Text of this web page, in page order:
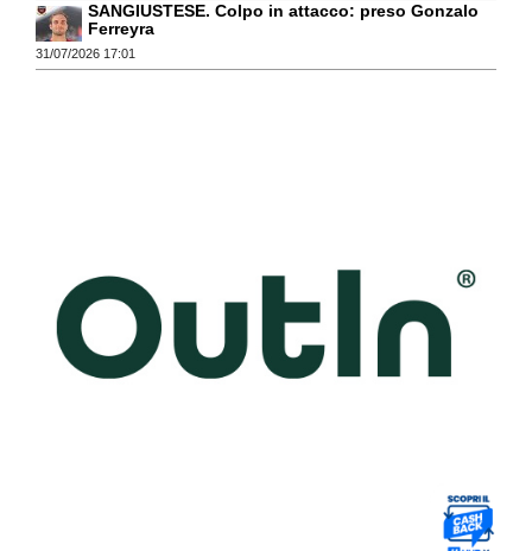
SANGIUSTESE. Colpo in attacco: preso Gonzalo
Ferreyra
31/07/2026 17:01